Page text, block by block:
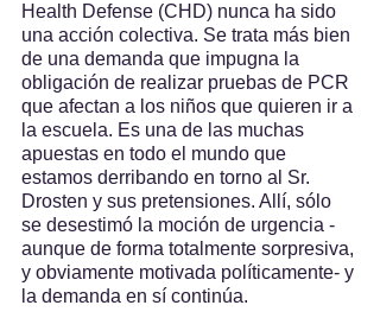
Health Defense (CHD) nunca ha sido
una acción colectiva. Se trata más bien
de una demanda que impugna la
obligación de realizar pruebas de PCR
que afectan a los niños que quieren ir a
la escuela. Es una de las muchas
apuestas en todo el mundo que
estamos derribando en torno al Sr.
Drosten y sus pretensiones. Allí, sólo
se desestimó la moción de urgencia -
aunque de forma totalmente sorpresiva,
y obviamente motivada políticamente- y
la demanda en sí continúa.